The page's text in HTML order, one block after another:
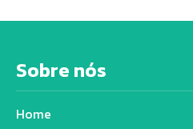
Sobre nós
Home